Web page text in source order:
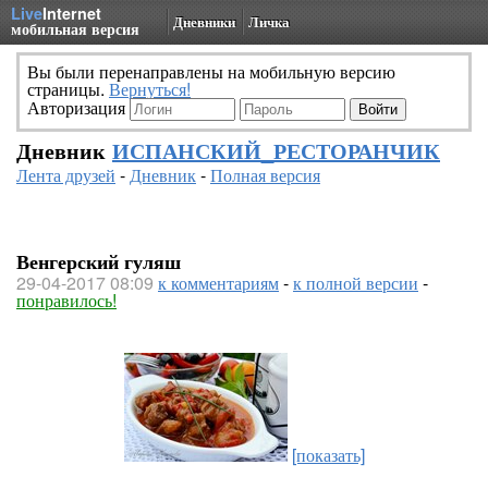
LiveInternet
мобильная версия Дневники Личка
Вы были перенаправлены на мобильную версию
страницы. Вернуться!
Авторизация
Дневник ИСПАНСКИЙ_РЕСТОРАНЧИК
Лента друзей -Дневник-Полная версия
Венгерский гуляш
29-04-2017 08:09 к комментариям-к полной версии -
понравилось!
[показать]